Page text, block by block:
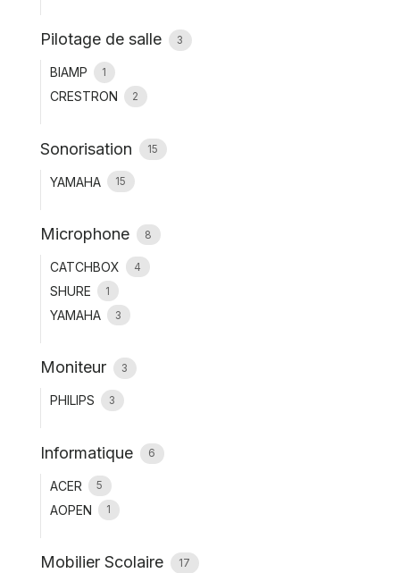
Pilotage de salle 3
BIAMP 1
CRESTRON 2
Sonorisation 15
YAMAHA 15
Microphone 8
CATCHBOX 4
SHURE 1
YAMAHA 3
Moniteur 3
PHILIPS 3
Informatique 6
ACER 5
AOPEN 1
Mobilier Scolaire 17